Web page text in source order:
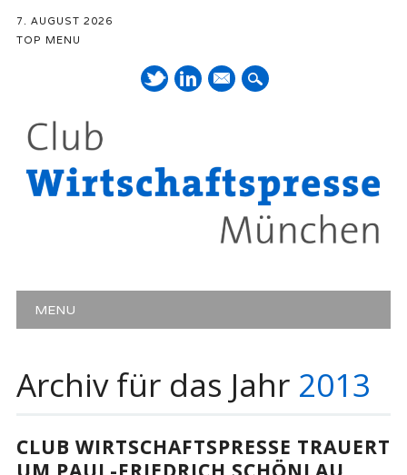
7. AUGUST 2026
TOP MENU
Mail
Hauptmenü
MENU
Archiv für das Jahr 2013
CLUB WIRTSCHAFTSPRESSE TRAUERT